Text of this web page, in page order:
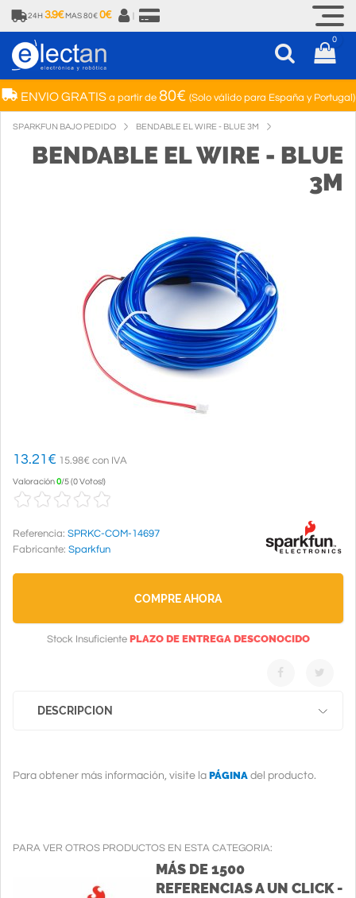
24H 3.9€ MAS 80€ 0€
0
ENVIO GRATISa partir de 80€ (Solo válido para España y Portugal)
SPARKFUN BAJO PEDIDO BENDABLE EL WIRE - BLUE 3M
BENDABLE EL WIRE - BLUE
3M
13.21 € 15.98€ con IVA
Valoración0/5(0 Votos!)
Referencia: SPRKC-COM-14697
Fabricante: Sparkfun
COMPRE AHORA
Stock Insuficiente PLAZO DE ENTREGA DESCONOCIDO
DESCRIPCION
Para obtener más información, visite la PÁGINA del producto.
PARA VER OTROS PRODUCTOS EN ESTA CATEGORIA:
MÁS DE 1500
REFERENCIAS A UN CLICK -